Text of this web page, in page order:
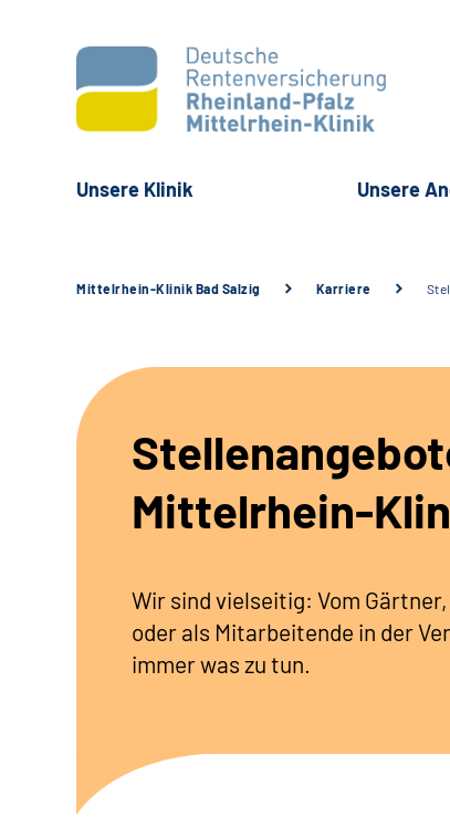
Unsere Klinik Unsere
Mittelrhein-Klinik Bad Salzig Karriere
Mittelrhein-
Wir sind vielseitig: Vom
oder als Mitarbeitende in der
immer was zu tun.